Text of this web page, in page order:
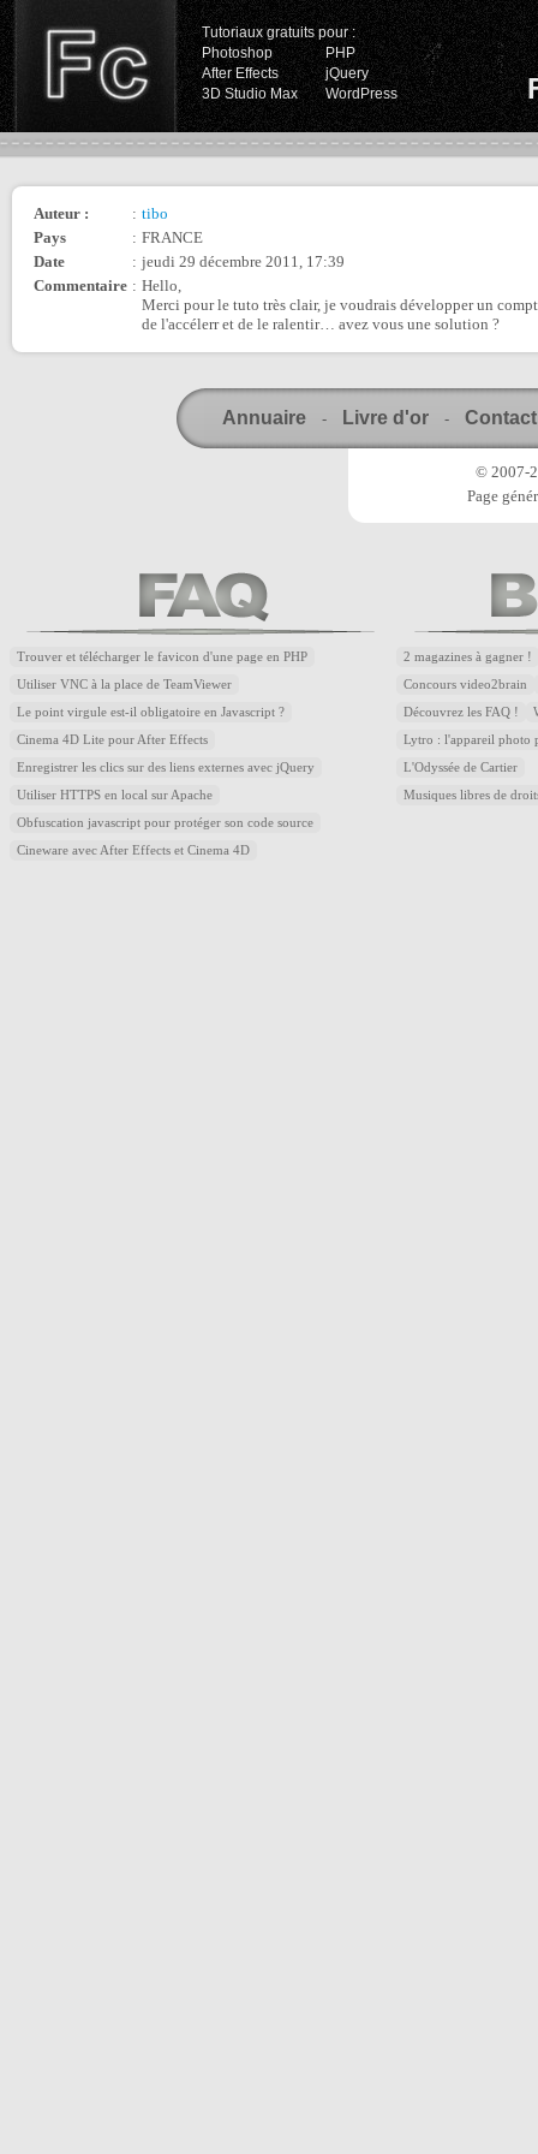
Tutoriaux gratuits pour :
Photoshop
PHP
After Effects
jQuery
3D Studio Max
WordPress
Auteur : : tibo
Pays
: FRANCE
Date
: jeudi 29 décembre 2011, 17:39
Commentaire : Hello,
Merci pour le tuto très clair, je voudrais développer un
de l'accélerr et de le ralentir… avez vous une solution ?
Annuaire - Livre d'or - Contact
© 2007-
Page
Trouver et télécharger le favicon d'une page en PHP
Utiliser VNC à la place de TeamViewer
Le point virgule est-il obligatoire en Javascript ?
Cinema 4D Lite pour After Effects
Enregistrer les clics sur des liens externes avec jQuery
Utiliser HTTPS en local sur Apache
Obfuscation javascript pour protéger son code source
Cineware avec After Effects et Cinema 4D
2 magazines à gagner !
Concours video2brain
Découvrez les FAQ !
Lytro : l'appareil photo
L'Odyssée de Cartier
Musiques libres de